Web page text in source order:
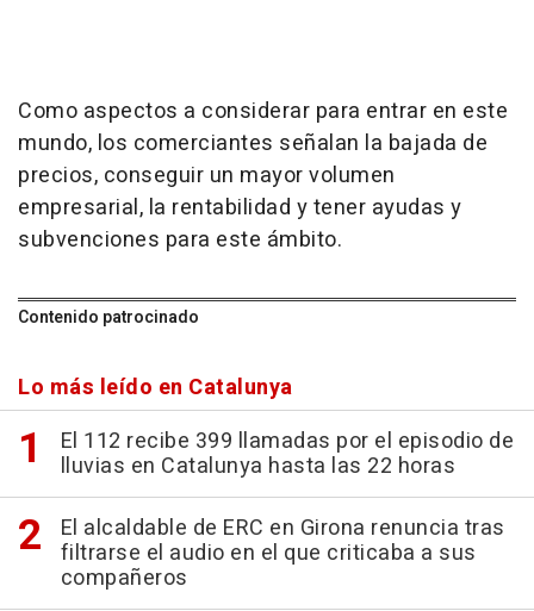
Como aspectos a considerar para entrar en este
mundo, los comerciantes señalan la bajada de
precios, conseguir un mayor volumen
empresarial, la rentabilidad y tener ayudas y
subvenciones para este ámbito.
Contenido patrocinado
Lo más leído en Catalunya
El 112 recibe 399 llamadas por el episodio de
lluvias en Catalunya hasta las 22 horas
El alcaldable de ERC en Girona renuncia tras
filtrarse el audio en el que criticaba a sus
compañeros